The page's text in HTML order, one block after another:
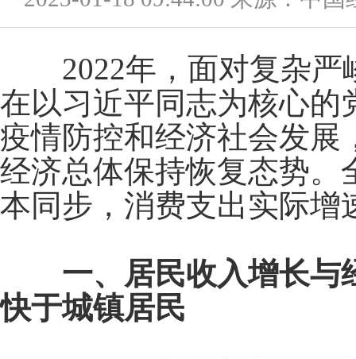
2022年，面对复杂严
在以习近平同志为核心的
疫情防控和经济社会发展
经济总体保持恢复态势。
本同步，消费支出实际增
一、居民收入增长与
快于城镇居民